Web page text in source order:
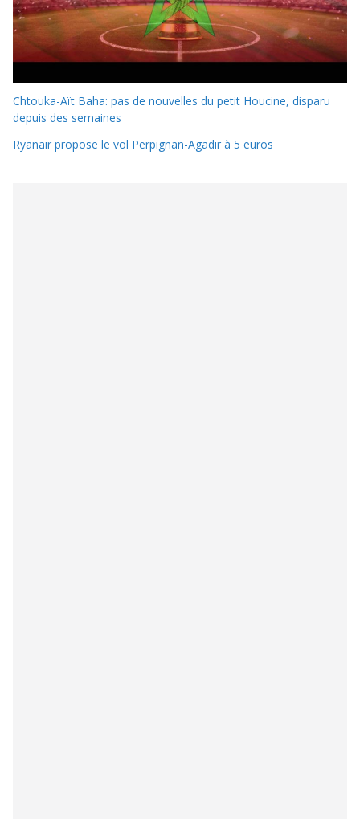
Chtouka-Aït Baha: pas de nouvelles du petit Houcine, disparu
depuis des semaines
Ryanair propose le vol Perpignan-Agadir à 5 euros